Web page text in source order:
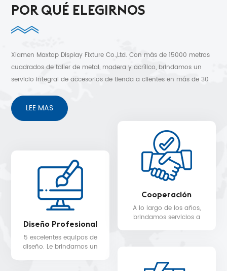
POR QUÉ ELEGIRNOS
Xiamen Maxtop Display Fixture Co.,Ltd. Con más de 15000 metros
cuadrados de taller de metal, madera y acrílico, brindamos un
servicio integral de accesorios de tienda a clientes en más de 30
después de los servicios de venta.
LEE MAS
Diseño Profesional
5 excelentes equipos de
diseño. Le brindamos un
Cooperación
A lo largo de los años,
brindamos servicios a
STARBUCKS, DIOR,